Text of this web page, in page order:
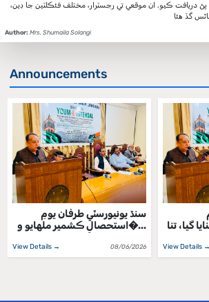
دريافت ڪيو. ان موقعي تي رجسٽرار، مختلف فئڪلٽين جا ڊين،
Author: Mrs. Shumaila Solangi
Announcements
سنڌ يونيورسٽي طرفان يومِ
استحصالِ ڪشمير ملهايو و�...
View Details → 08/06/2026 View Details →